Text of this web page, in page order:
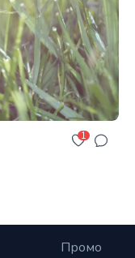
1
Промо